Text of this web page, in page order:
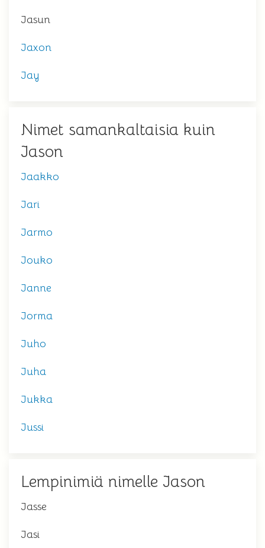
Jasun
Jaxon
Jay
Nimet samankaltaisia kuin
Jason
Jaakko
Jari
Jarmo
Jouko
Janne
Jorma
Juho
Juha
Jukka
Jussi
Lempinimiä nimelle Jason
Jasse
Jasi